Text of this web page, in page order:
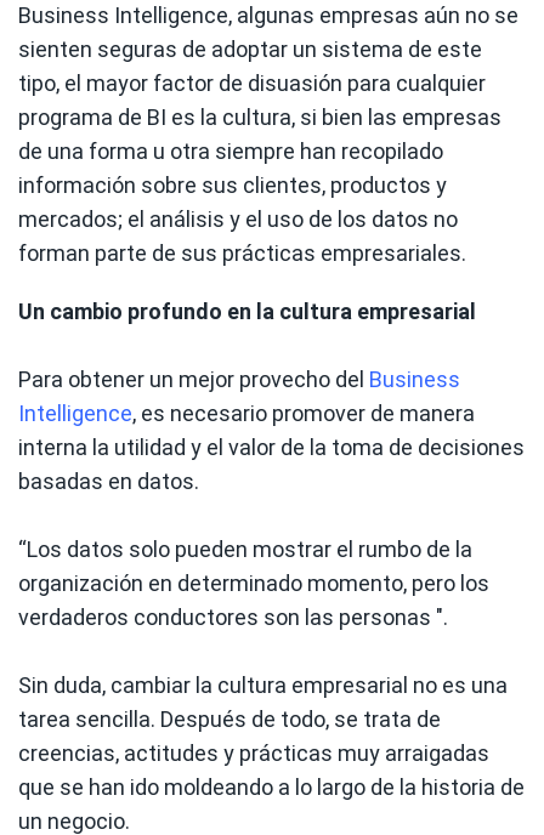
Business Intelligence, algunas empresas aún no se
sienten seguras de adoptar un sistema de este
tipo, el mayor factor de disuasión para cualquier
programa de BI es la cultura, si bien las empresas
de una forma u otra siempre han recopilado
información sobre sus clientes, productos y
mercados; el análisis y el uso de los datos no
forman parte de sus prácticas empresariales.
Un cambio profundo en la cultura empresarial
Para obtener un mejor provecho del Business
Intelligence, es necesario promover de manera
interna la utilidad y el valor de la toma de decisiones
basadas en datos.
“Los datos solo pueden mostrar el rumbo de la
organización en determinado momento, pero los
verdaderos conductores son las personas ".
Sin duda, cambiar la cultura empresarial no es una
tarea sencilla. Después de todo, se trata de
creencias, actitudes y prácticas muy arraigadas
que se han ido moldeando a lo largo de la historia de
un negocio.